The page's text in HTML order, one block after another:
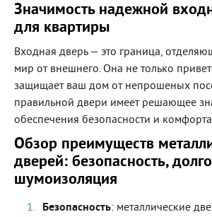
Значимость надежной
для квартиры
Входная дверь — это граница,
мир от внешнего. Она не только
защищает ваш дом от непрошеных
правильной двери имеет решающее
обеспечения безопасности и
Обзор преимуществ
дверей: безопасность,
шумоизоляция
Безопасность: металлические